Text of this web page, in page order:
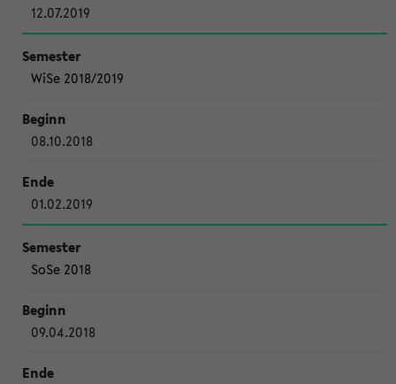
12.07.2019
WiSe 2018/2019
08.10.2018
01.02.2019
SoSe 2018
09.04.2018